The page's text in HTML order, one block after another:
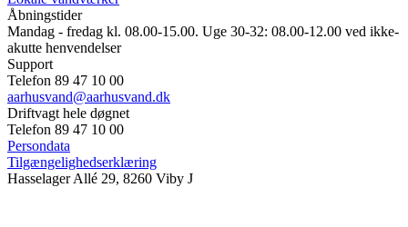
Åbningstider
Mandag - fredag kl. 08.00-15.00. Uge 30-32: 08.00-12.00 ved ikke-
akutte henvendelser
Support
Telefon 89 47 10 00
aarhusvand@aarhusvand.dk
Driftvagt hele døgnet
Telefon 89 47 10 00
Persondata
Tilgængelighedserklæring
Hasselager Allé 29, 8260 Viby J